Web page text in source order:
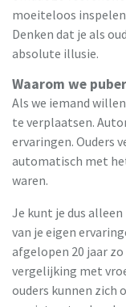
moeiteloos
Denken dat je als
absolute illusie.
Waarom we
Als we iemand
te verplaatsen.
ervaringen. Ouders
automatisch met
waren.
Je kunt je dus
van je eigen
afgelopen 20 jaar
vergelijking met
ouders kunnen zich